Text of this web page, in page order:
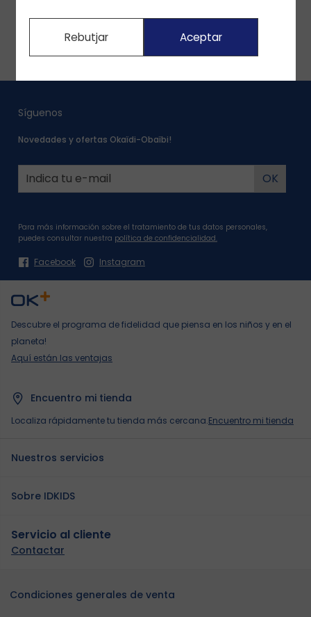
Nuestros compromisos con el medio ambiente
Nuestras acciones de solidaridad
Síguenos
Novedades y ofertas Okaïdi-Obaïbi!
Para más información sobre el tratamiento de tus datos personales,
puedes consultar nuestra política de confidencialidad.
Facebook Instagram
Descubre el programa de fidelidad que piensa en los niños y en el
planeta!
Aquí están las ventajas
Encuentro mi tienda
Localiza rápidamente tu tienda más cercana.Encuentro mi tienda
Nuestros servicios
Sobre IDKIDS
Servicio al cliente
Contactar
Condiciones generales de venta
Rebutjar Aceptar